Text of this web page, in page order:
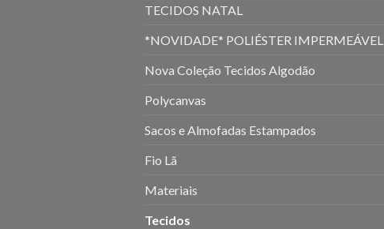
TECIDOS NATAL
*NOVIDADE* POLIÉSTER IMPERMEÁVEL
Nova Coleção Tecidos Algodão
Polycanvas
Sacos e Almofadas Estampados
Fio Lã
Materiais
Tecidos